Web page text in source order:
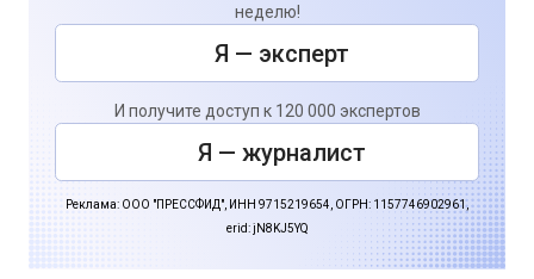
неделю!
Я — эксперт
И получите доступ к 120 000 экспертов
Я — журналист
Реклама: ООО "ПРЕССФИД", ИНН 9715219654, ОГРН: 1157746902961,
erid: jN8KJ5YQ